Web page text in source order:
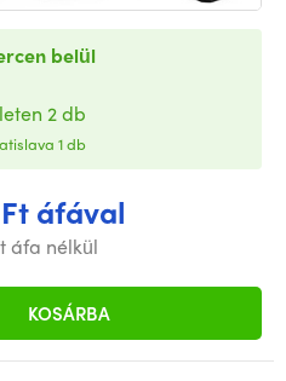
áfával
áfa nélkül
KOSÁRBA
belül
2 db
1 db